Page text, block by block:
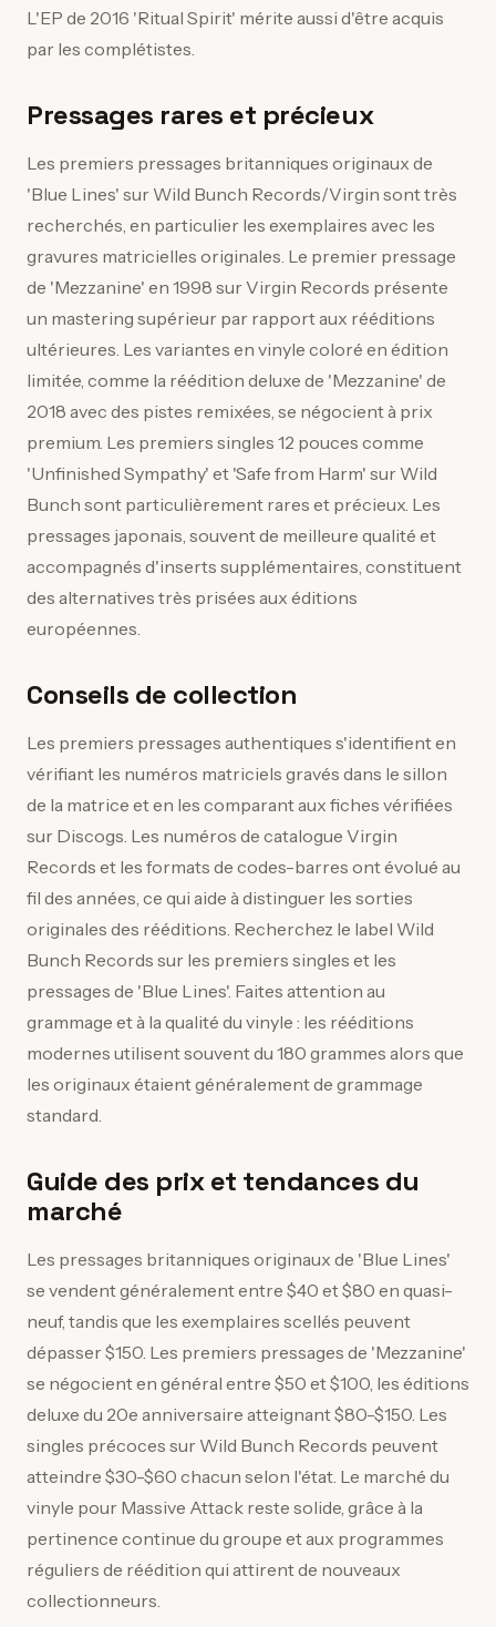
L'EP de 2016 'Ritual Spirit' mérite aussi d'être acquis
par les complétistes.
Pressages rares et précieux
Les premiers pressages britanniques originaux de
'Blue Lines' sur Wild Bunch Records/Virgin sont très
recherchés, en particulier les exemplaires avec les
gravures matricielles originales. Le premier pressage
de 'Mezzanine' en 1998 sur Virgin Records présente
un mastering supérieur par rapport aux rééditions
ultérieures. Les variantes en vinyle coloré en édition
limitée, comme la réédition deluxe de 'Mezzanine' de
2018 avec des pistes remixées, se négocient à prix
premium. Les premiers singles 12 pouces comme
'Unfinished Sympathy' et 'Safe from Harm' sur Wild
Bunch sont particulièrement rares et précieux. Les
pressages japonais, souvent de meilleure qualité et
accompagnés d'inserts supplémentaires, constituent
des alternatives très prisées aux éditions
européennes.
Conseils de collection
Les premiers pressages authentiques s'identifient en
vérifiant les numéros matriciels gravés dans le sillon
de la matrice et en les comparant aux fiches vérifiées
sur Discogs. Les numéros de catalogue Virgin
Records et les formats de codes-barres ont évolué au
fil des années, ce qui aide à distinguer les sorties
originales des rééditions. Recherchez le label Wild
Bunch Records sur les premiers singles et les
pressages de 'Blue Lines'. Faites attention au
grammage et à la qualité du vinyle : les rééditions
modernes utilisent souvent du 180 grammes alors que
les originaux étaient généralement de grammage
standard.
Guide des prix et tendances du
marché
Les pressages britanniques originaux de 'Blue Lines'
se vendent généralement entre $40 et $80 en quasi-
neuf, tandis que les exemplaires scellés peuvent
dépasser $150. Les premiers pressages de 'Mezzanine'
se négocient en général entre $50 et $100, les éditions
deluxe du 20e anniversaire atteignant $80-$150. Les
singles précoces sur Wild Bunch Records peuvent
atteindre $30-$60 chacun selon l'état. Le marché du
vinyle pour Massive Attack reste solide, grâce à la
pertinence continue du groupe et aux programmes
réguliers de réédition qui attirent de nouveaux
collectionneurs.